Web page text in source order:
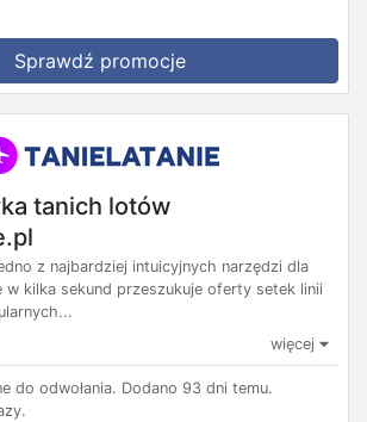
Sprawdź promocje
tanich lotów
z najbardziej intuicyjnych narzędzi dla
kilka sekund przeszukuje oferty setek linii
więcej
do odwołania. Dodano 93 dni temu.